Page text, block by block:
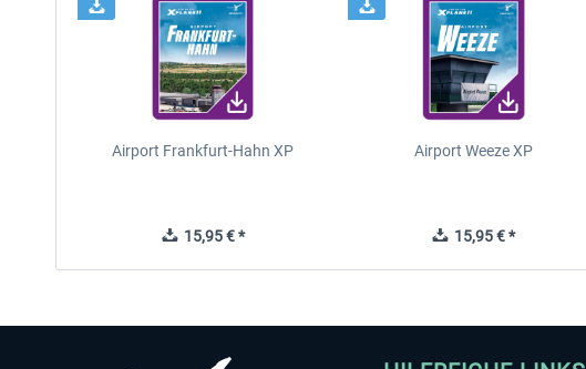
Airport Frankfurt-Hahn XP
15,95 € *
Airport Weeze XP
15,95 € *